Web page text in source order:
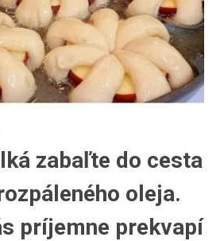
zabaľte do cesta
oleja.
príjemne prekvapí